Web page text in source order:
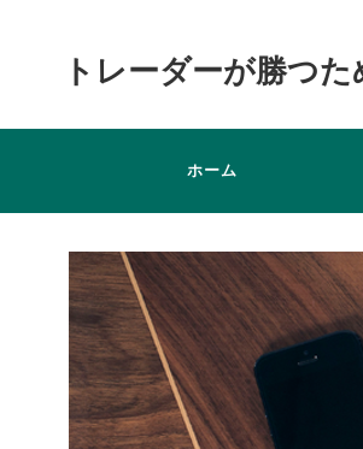
トレーダーが勝つ
ホーム